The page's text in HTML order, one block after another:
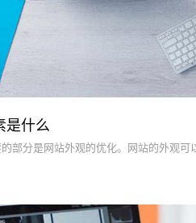
是什么